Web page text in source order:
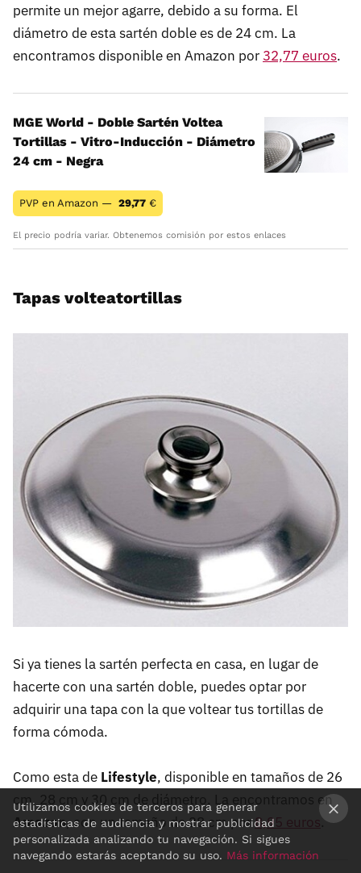
permite un mejor agarre, debido a su forma. El
diámetro de esta sartén doble es de 24 cm. La
encontramos disponible en Amazon por 32,77 euros.
MGE World - Doble Sartén Voltea
Tortillas - Vitro-Inducción - Diámetro
24 cm - Negra
PVP en Amazon — 29,77 €
El precio podría variar. Obtenemos comisión por estos enlaces
Tapas volteatortillas
Si ya tienes la sartén perfecta en casa, en lugar de
hacerte con una sartén doble, puedes optar por
adquirir una tapa con la que voltear tus tortillas de
forma cómoda.
Como esta de Lifestyle, disponible en tamaños de 26
cm, 28 cm y 30 cm de diámetro. La encontramos en
Amazon, con un tamaño de 28 cm por8,95 euros.
Utilizamos cookies de terceros para generar
estadísticas de audiencia y mostrar publicidad
personalizada analizando tu navegación. Si sigues
navegando estarás aceptando su uso. Más información